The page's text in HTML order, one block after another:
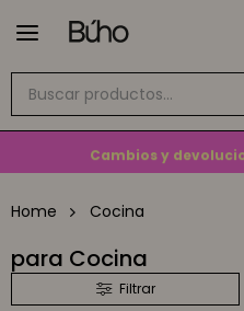

EnvíoGRATISa todo el país
Cambios y
Home Cocina
para Cocina